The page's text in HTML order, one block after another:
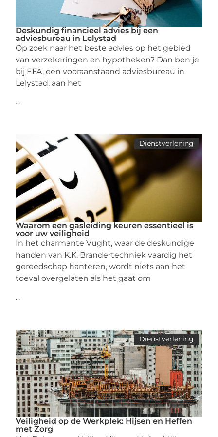
Deskundig financieel advies bij een
adviesbureau in Lelystad
Op zoek naar het beste advies op het gebied
van verzekeringen en hypotheken? Dan ben je
bij EFA, een vooraanstaand adviesbureau in
Lelystad, aan het
...
Dienstverlening
Waarom een gasleiding keuren essentieel is
voor uw veiligheid
In het charmante Vught, waar de deskundige
handen van K.K. Brandertechniek vaardig het
gereedschap hanteren, wordt niets aan het
toeval overgelaten als het gaat om
...
Dienstverlening
Veiligheid op de Werkplek: Hijsen en Heffen
met Zorg